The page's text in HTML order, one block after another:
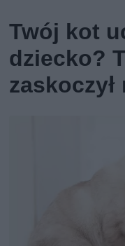
Twój kot
dziecko?